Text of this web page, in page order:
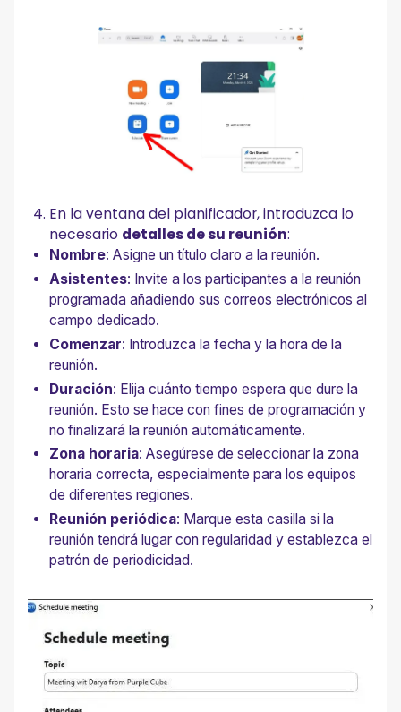
En la ventana del planificador, introduzca lo
necesario detalles de su reunión:
Nombre: Asigne un título claro a la reunión.
Asistentes: Invite a los participantes a la reunión
programada añadiendo sus correos electrónicos al
campo dedicado.
Comenzar: Introduzca la fecha y la hora de la
reunión.
Duración: Elija cuánto tiempo espera que dure la
reunión. Esto se hace con fines de programación y
no finalizará la reunión automáticamente.
Zona horaria: Asegúrese de seleccionar la zona
horaria correcta, especialmente para los equipos
de diferentes regiones.
Reunión periódica: Marque esta casilla si la
reunión tendrá lugar con regularidad y establezca el
patrón de periodicidad.